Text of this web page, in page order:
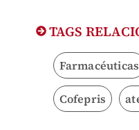
TAGS
Farmacéuticas
Cofepris